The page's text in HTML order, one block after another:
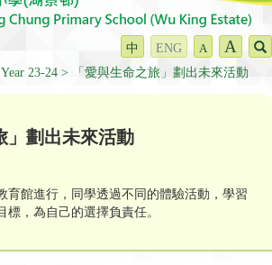
中 ENG A A
Year 23-24 「愛與生命之旅」劃出未來活動
」劃出未來活動
育館進行，同學透過不同的體驗活動，學習
標，為自己的選擇負責任。